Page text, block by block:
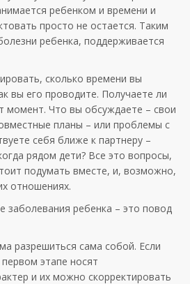
ребенком и времени и
просто не остается. Таким
ребенка, поддерживается
сколько времени вы
вы его проводите. Получаете ли
момент. Что вы обсуждаете – свои
планы – или проблемы с
себя ближе к партнеру –
рядом дети? Все это вопросы,
подумать вместе, и, возможно,
отношениях.
заболевания ребенка – это повод
разрешиться сама собой. Если
этапе носят
и их можно скорректировать